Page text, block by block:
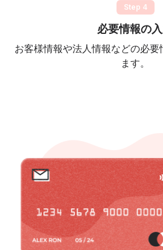
Step 4
必要情報の
お客様情報や法人情報などの必要
ます。